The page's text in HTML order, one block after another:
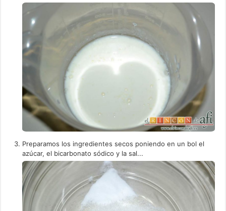
Preparamos los ingredientes secos poniendo en un bol el
azúcar, el bicarbonato sódico y la sal...